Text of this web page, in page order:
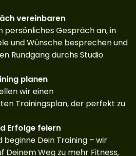
vereinbaren
persönliches Gespräch an, in
und Wünsche besprechen und
Rundgang durchs Studio
planen
wir einen
Trainingsplan, der perfekt zu
Erfolge feiern
beginne Dein Training – wir
Deinem Weg zu mehr Fitness,